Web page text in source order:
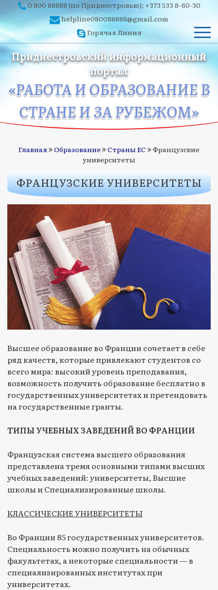
0 800 88888 (по Приднестровью); +373 533 8-60-30
helpline080088888@gmail.com
Горячая Линия
Приднестровский информационный
портал
«РАБОТА И ОБРАЗОВАНИЕ В
СТРАНЕ И ЗА РУБЕЖОМ»
Главная Образование Страны ЕС
Французские
университеты
ФРАНЦУЗСКИЕ УНИВЕРСИТЕТЫ
Высшее образование во Франции сочетает в себе
ряд качеств, которые привлекают студентов со
всего мира: высокий уровень преподавания,
возможность получить образование бесплатно в
государственных университетах и претендовать
на государственные гранты.
ТИПЫ УЧЕБНЫХ ЗАВЕДЕНИЙ ВО ФРАНЦИИ
Французская система высшего образования
представлена тремя основными типами высших
учебных заведений: университеты, Высшие
школы и Специализированные школы.
КЛАССИЧЕСКИЕ УНИВЕРСИТЕТЫ
Во Франции 85 государственных университетов.
Специальность можно получить на обычных
факультетах, а некоторые специальности — в
специализированных институтах при
университетах.